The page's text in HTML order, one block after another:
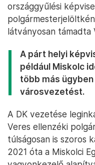
országgyűlési
látványosan támadta
A párt helyi
például Miskolc
több más
városvezetést.
A DK vezetése
Veres ellenzéki
túlságosan is szoros
2021 óta a Miskolci